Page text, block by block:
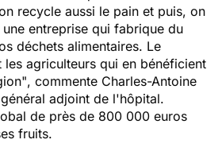
recycle aussi le pain et puis, on
entreprise qui fabrique du
déchets alimentaires. Le
agriculteurs qui en bénéficient
, commente Charles-Antoine
adjoint de l'hôpital.
de près de 800 000 euros
fruits.